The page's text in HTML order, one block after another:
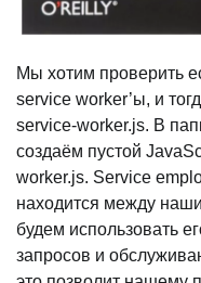
Мы хотим проверить
service worker’ы, и
service-worker.js. В
создаём пустой
worker.js. Service
находится между
будем использовать
запросов и